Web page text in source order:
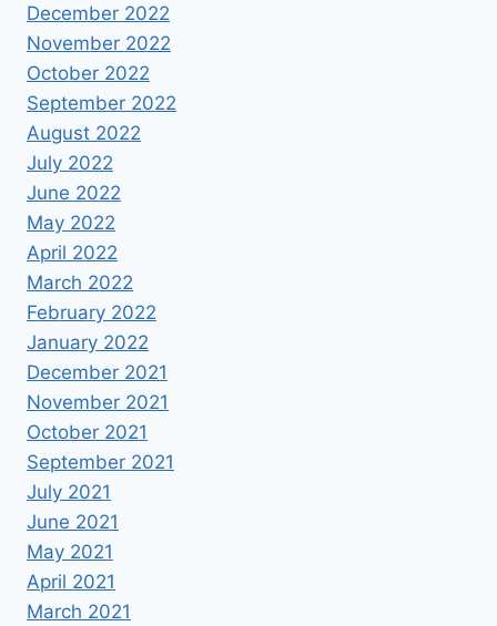
December 2022
November 2022
October 2022
September 2022
August 2022
July 2022
June 2022
May 2022
April 2022
March 2022
February 2022
January 2022
December 2021
November 2021
October 2021
September 2021
July 2021
June 2021
May 2021
April 2021
March 2021